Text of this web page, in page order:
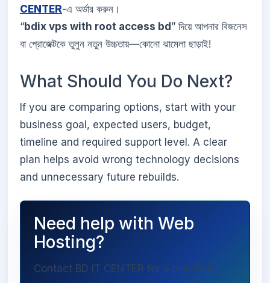
CENTER-এ অর্ডার করুন।
“bdix vps with root access bd” দিয়ে আপনার বিজনেস
বা প্রোজেক্টকে তুলুন নতুন উচ্চতায়—কোনো ঝামেলা ছাড়াই!
What Should You Do Next?
If you are comparing options, start with your
business goal, expected users, budget,
timeline and required support level. A clear
plan helps avoid wrong technology decisions
and unnecessary future rebuilds.
Need help with Web
Hosting?
Contact BD IT CENTER for a practical